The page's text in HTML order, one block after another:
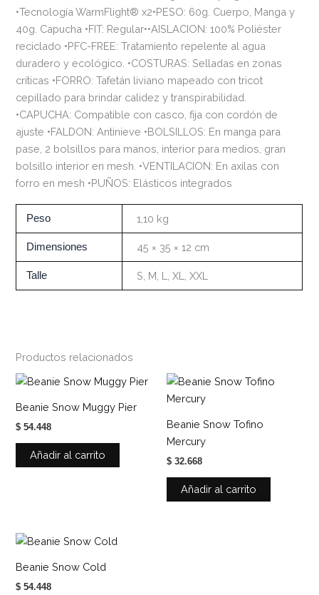
•Tecnología WarmFlight® x2•PESO: 60g. Cuerpo, Manga y
40g. Capucha •FIT: Regular••AISLACION: 100% Poliéster
reciclado •PFC-FREE: Tratamiento repelente al agua
duradero y ecológico. •COSTURAS: Selladas en zonas
críticas •FORRO: Tafetán liviano mapeado con tricot
cepillado para brindar calidez y transpirabilidad.
•CAPUCHA: Compatible con casco, fija con cordón de
ajuste •FALDON: Antinieve •BOLSILLOS: En manga para
pase, 2 bolsillos para manos, interior para medios, gran
bolsillo interior en mesh. •VENTILACION: En axilas con
forro en mesh •PUÑOS: Elásticos integrados
Peso 1,10 kg
Dimensiones 45 × 35 × 12 cm
Talle S, M, L, XL, XXL
Productos relacionados
Beanie Snow Muggy Pier
$ 54.448
Añadir al carrito
Beanie Snow Tofino
Mercury
$ 32.668
Añadir al carrito
Beanie Snow Cold
$ 54.448